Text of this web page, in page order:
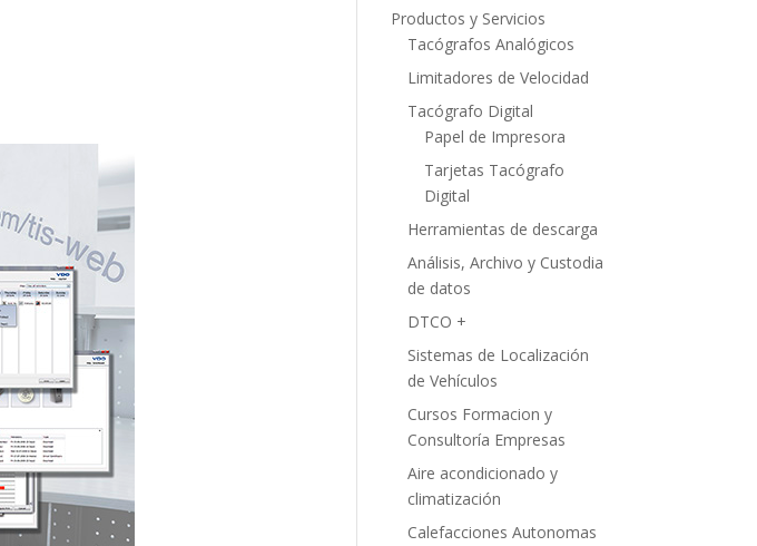
Productos y Servicios
Tacógrafos Analógicos
Limitadores de Velocidad
Tacógrafo Digital
Papel de Impresora
Tarjetas Tacógrafo
Digital
Herramientas de descarga
Análisis, Archivo y Custodia
de datos
DTCO +
Sistemas de Localización
de Vehículos
Cursos Formacion y
Consultoría Empresas
Aire acondicionado y
climatización
Calefacciones Autonomas